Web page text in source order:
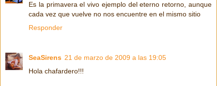
Es la primavera el vivo ejemplo del eterno retorno, aunque
cada vez que vuelve no nos encuentre en el mismo sitio
Responder
SeaSirens 21 de marzo de 2009 a las 19:05
Hola chafardero!!!